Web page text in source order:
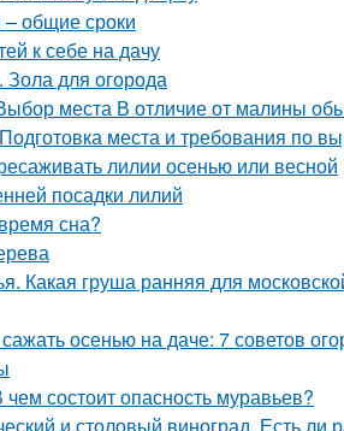
– общие сроки
к себе на дачу
Зола для огорода
места В отличие от малины
места и требования по
лилии осенью или весной
посадки лилий
сна?
груша ранняя для
осенью на даче: 7 советов
состоит опасность муравьев?